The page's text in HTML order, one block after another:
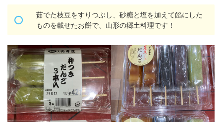
茹でた枝豆をすりつぶし、砂糖と塩を加えて餡にした
ものを載せたお餅で、山形の郷土料理です！